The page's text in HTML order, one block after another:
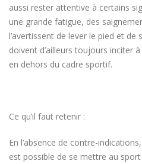
aussi rester attentive à certains
une grande fatigue, des
l’avertissent de lever le pied et
doivent d’ailleurs toujours inciter
en dehors du cadre sportif.
Ce qu’il faut retenir :
En l’absence de contre-
est possible de se mettre au